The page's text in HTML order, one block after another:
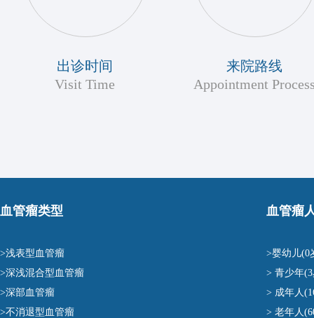
出诊时间
Visit Time
来院路线
Appointment
血管瘤类型
>浅表型血管瘤
>深浅混合型血管瘤
>深部血管瘤
>不消退型血管瘤
血管瘤
>婴幼儿(0
> 青少年
> 成年人
> 老年人